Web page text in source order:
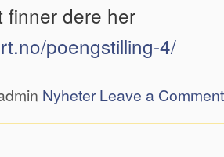
finner dere her
poengstilling-4/
Nyheter Leave a Comment